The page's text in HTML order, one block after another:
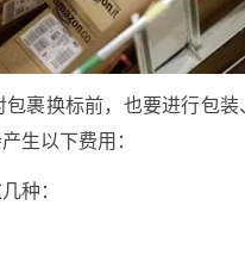
裹换标前，也要进行包
生以下费用：
种：